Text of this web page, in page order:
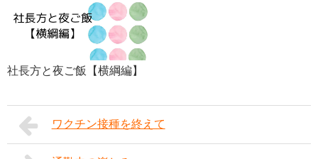
社長方と夜ご飯【横綱編】
ワクチン接種を終えて